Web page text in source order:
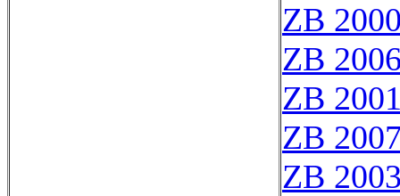
ZB
ZB
ZB
ZB
ZB